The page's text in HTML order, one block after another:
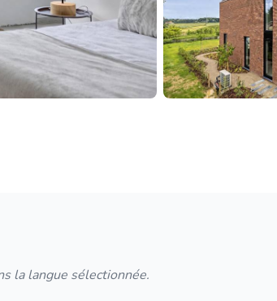
la langue sélectionnée.